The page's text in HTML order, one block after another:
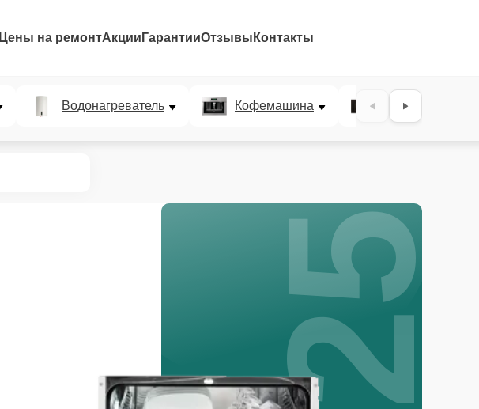
Цены на ремонтАкции ГарантииОтзывы Контакты
Водонагреватель Кофемашина
25%